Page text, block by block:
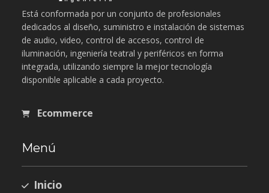
Está conformada por un conjunto de profesionales
dedicados al diseño, suministro e instalación de sistemas
de audio, video, control de accesos, control de
iluminación, ingeniería teatral y periféricos en forma
integrada, utilizando siempre la mejor tecnología
disponible aplicable a cada proyecto.
Ecommerce
Menú
Inicio